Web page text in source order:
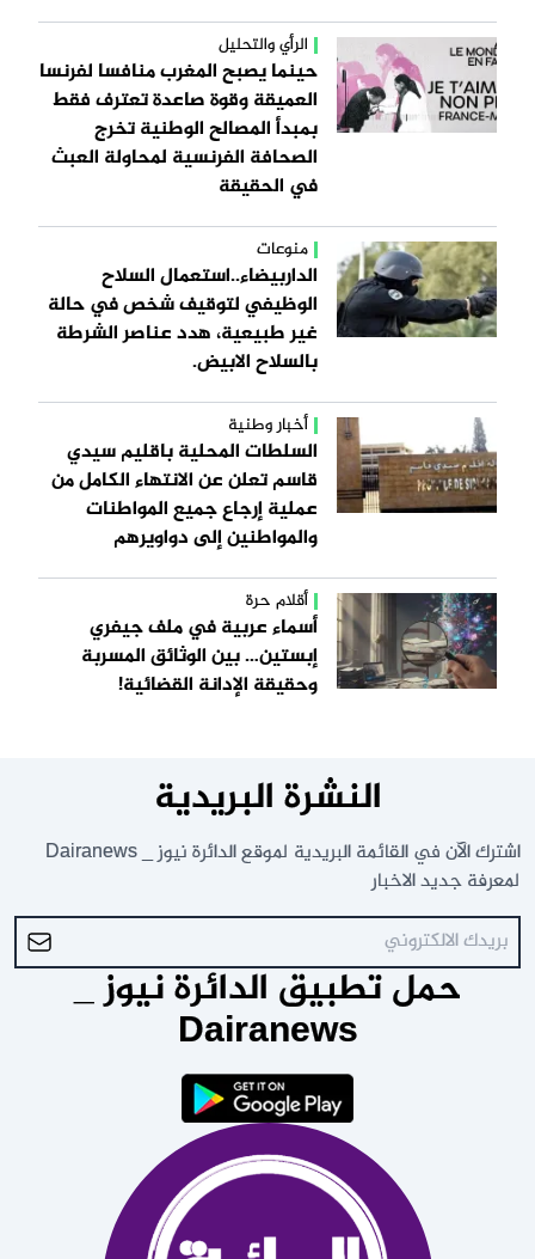
الرأي والتحليل
حينما يصبح المغرب منافسا لفرنسا
العميقة وقوة صاعدة تعترف فقط
بمبدأ المصالح الوطنية تخرج
الصحافة الفرنسية لمحاولة العبث
في الحقيقة
منوعات
الداربيضاء..استعمال السلاح
الوظيفي لتوقيف شخص في حالة
غير طبيعية، هدد عناصر الشرطة
بالسلاح الابيض.
أخبار وطنية
السلطات المحلية باقليم سيدي
قاسم تعلن عن الانتهاء الكامل من
عملية إرجاع جميع المواطنات
والمواطنين إلى دواويرهم
أقلام حرة
أسماء عربية في ملف جيفري
إبستين… بين الوثائق المسربة
وحقيقة الإدانة القضائية!
النشرة البريدية
اشترك الآن في القائمة البريدية لموقع الدائرة نيوز _ Dairanews
لمعرفة جديد الاخبار
حمل تطبيق الدائرة نيوز _
Dairanews